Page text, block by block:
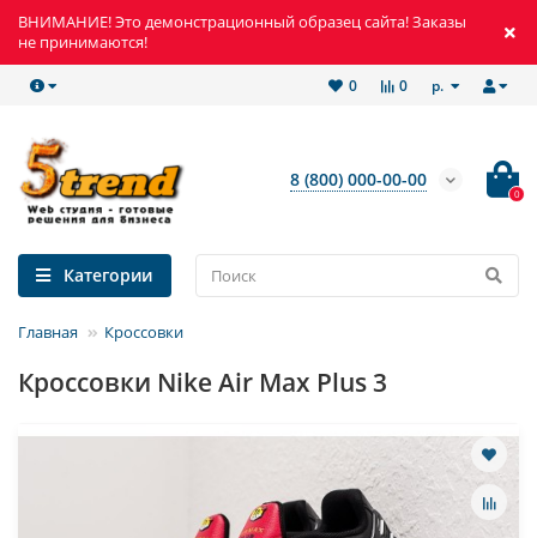
ВНИМАНИЕ! Это демонстрационный образец сайта! Заказы
не принимаются!
р.
0
0
8 (800) 000-00-00
0
Категории
Главная Кроссовки
Кроссовки Nike Air Max Plus 3